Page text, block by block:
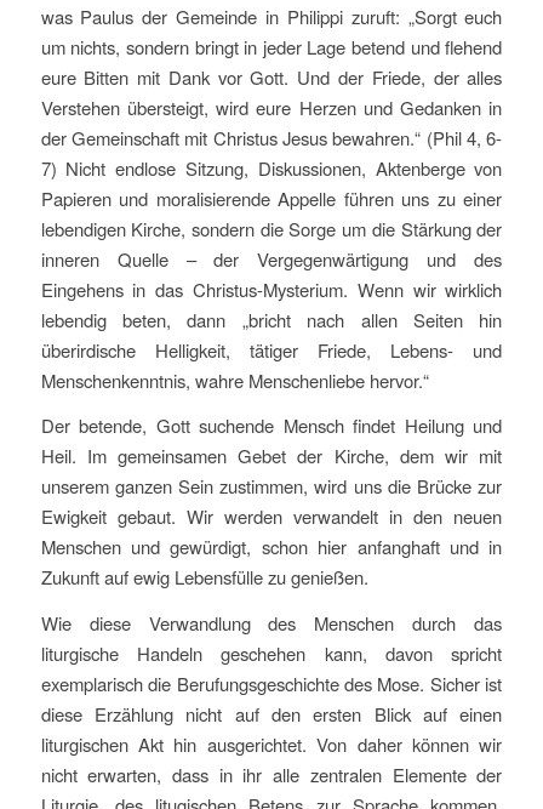
was Paulus der Gemeinde in Philippi zuruft: „Sorgt euch
um nichts, sondern bringt in jeder Lage betend und flehend
eure Bitten mit Dank vor Gott. Und der Friede, der alles
Verstehen übersteigt, wird eure Herzen und Gedanken in
der Gemeinschaft mit Christus Jesus bewahren.“ (Phil 4, 6-
7) Nicht endlose Sitzung, Diskussionen, Aktenberge von
Papieren und moralisierende Appelle führen uns zu einer
lebendigen Kirche, sondern die Sorge um die Stärkung der
inneren Quelle – der Vergegenwärtigung und des
Eingehens in das Christus-Mysterium. Wenn wir wirklich
lebendig beten, dann „bricht nach allen Seiten hin
überirdische Helligkeit, tätiger Friede, Lebens- und
Menschenkenntnis, wahre Menschenliebe hervor.“
Der betende, Gott suchende Mensch findet Heilung und
Heil. Im gemeinsamen Gebet der Kirche, dem wir mit
unserem ganzen Sein zustimmen, wird uns die Brücke zur
Ewigkeit gebaut. Wir werden verwandelt in den neuen
Menschen und gewürdigt, schon hier anfanghaft und in
Zukunft auf ewig Lebensfülle zu genießen.
Wie diese Verwandlung des Menschen durch das
liturgische Handeln geschehen kann, davon spricht
exemplarisch die Berufungsgeschichte des Mose. Sicher ist
diese Erzählung nicht auf den ersten Blick auf einen
liturgischen Akt hin ausgerichtet. Von daher können wir
nicht erwarten, dass in ihr alle zentralen Elemente der